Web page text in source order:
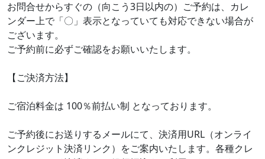
お問合せからすぐの（向こう3日以内の）ご予約は、カレ
ンダー上で「〇」表示となっていても対応できない場合が
ございます。
ご予約前に必ずご確認をお願いいたします。
【ご決済方法】
ご宿泊料金は 100％前払い制 となっております。
ご予約後にお送りするメールにて、決済用URL（オンライ
ンクレジット決済リンク）をご案内いたします。各種クレ